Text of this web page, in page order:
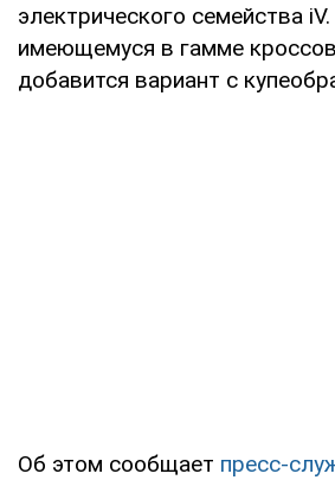
электрического семейства
имеющемуся в гамме
добавится вариант с
Об этом сообщает пресс-